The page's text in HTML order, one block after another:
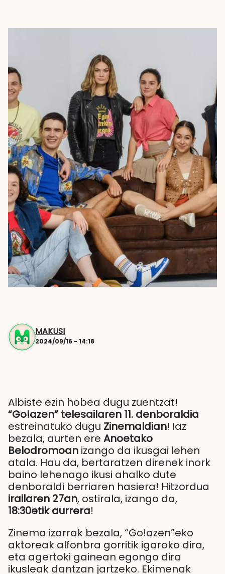
MAKUSI
2024/09/16 - 14:18
Albiste ezin hobea dugu zuentzat!
“Go!azen” telesailaren 11. denboraldia
estreinatuko dugu Zinemaldian! Iaz
bezala, aurten ere Anoetako
Belodromoan izango da ikusgai lehen
atala. Hau da, bertaratzen direnek inork
baino lehenago ikusi ahalko dute
denboraldi berriaren hasiera! Hitzordua
irailaren 27an, ostirala, izango da,
18:30etik aurrera!
Zinema izarrak bezala, “Go!azen”eko
aktoreak alfonbra gorritik igaroko dira,
eta agertoki gainean egongo dira
ikusleak dantzan jartzeko. Ekimenak